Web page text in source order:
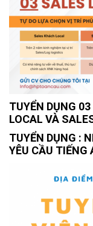
TUYỂN DỤNG
LOCAL VÀ
TUYỂN DỤNG :
YÊU CẦU TIẾNG